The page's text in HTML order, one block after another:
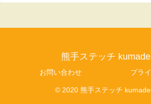
熊手ステッチ
お問い合わせ プラ
© 2020 熊手ステッチ